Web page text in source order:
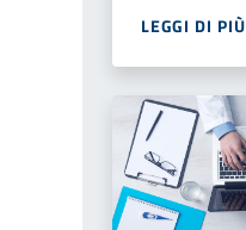
LEGGI DI PIÙ